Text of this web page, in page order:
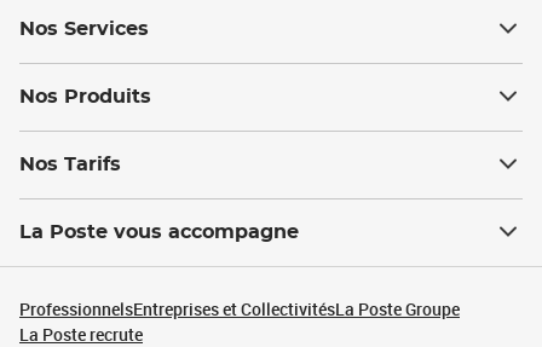
Nos Services
Nos Produits
Nos Tarifs
La Poste vous accompagne
ProfessionnelsEntreprises et CollectivitésLa Poste Groupe
La Poste recrute